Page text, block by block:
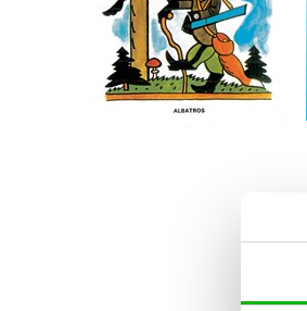
Do košíku
269 Kč
215 Kč